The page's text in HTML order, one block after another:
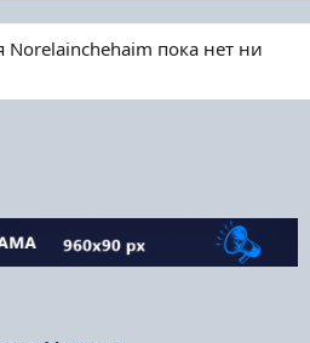
Norelainchehaim пока нет ни